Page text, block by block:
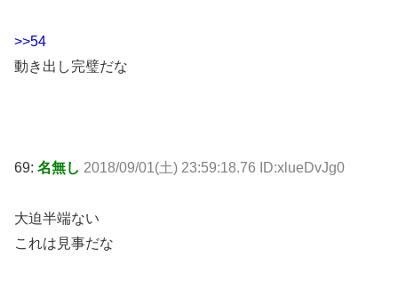
>>54
動き出し完璧だな
69: 名無し 2018/09/01(土) 23:59:18.76 ID:xlueDvJg0
大迫半端ない
これは見事だな